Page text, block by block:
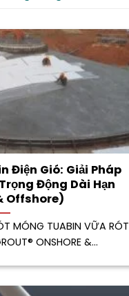
Điện Gió: Giải Pháp
Động Dài Hạn
Offshore)
MÓNG TUABIN VỮA RÓT
ONSHORE &...